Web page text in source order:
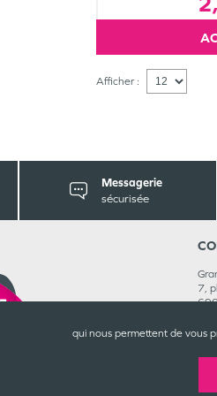
qui nous permettent de vous
Afficher :
Messagerie
sécurisée
7,